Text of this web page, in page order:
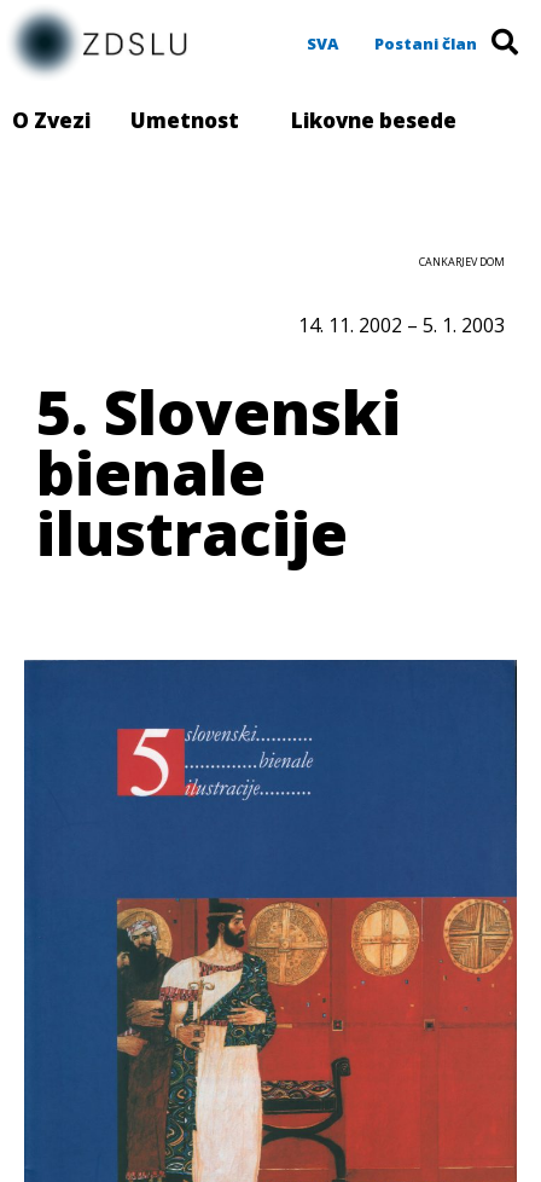
SVA Postani član
O Zvezi Umetnost Likovne besede
5. Slovenski
bienale
ilustracije
CANKARJEV DOM
14. 11. 2002 – 5. 1. 2003